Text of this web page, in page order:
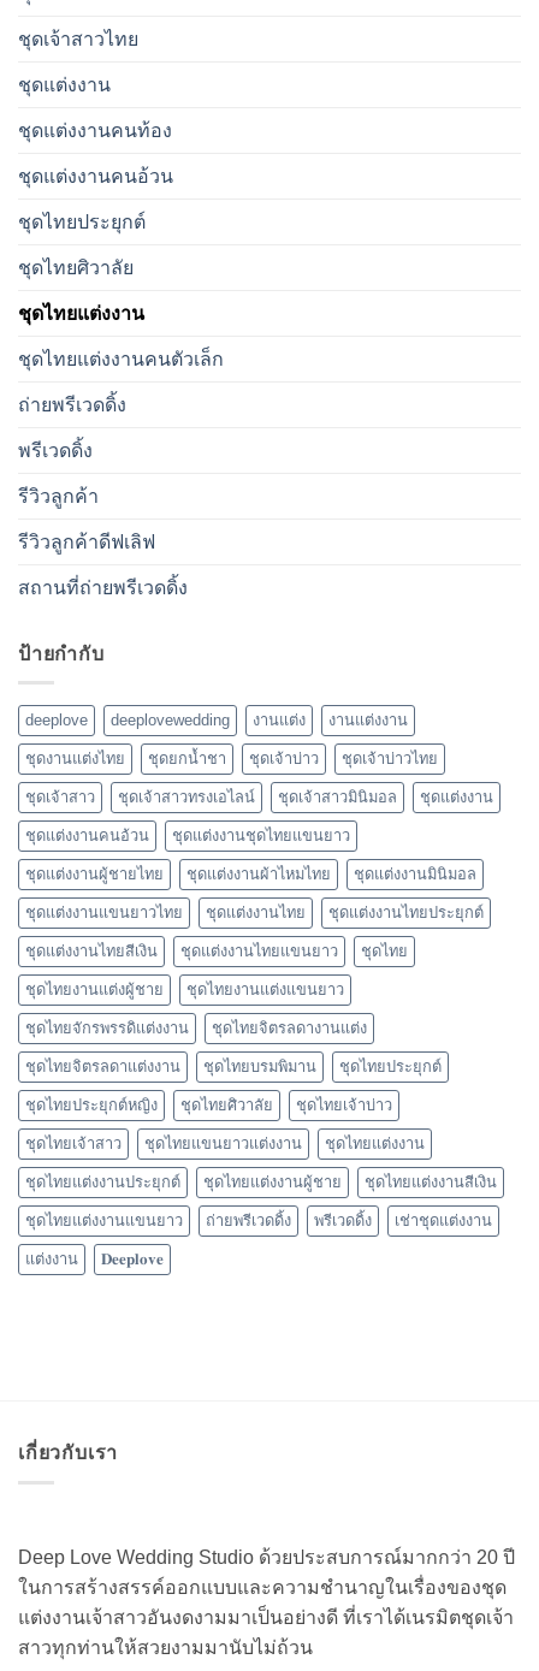
ชุดเจ้าสาวไทย
ชุดแต่งงาน
ชุดแต่งงานคนท้อง
ชุดแต่งงานคนอ้วน
ชุดไทยประยุกต์
ชุดไทยศิวาลัย
ชุดไทยแต่งงาน
ชุดไทยแต่งงานคนตัวเล็ก
ถ่ายพรีเวดดิ้ง
พรีเวดดิ้ง
รีวิวลูกค้า
รีวิวลูกค้าดีฟเลิฟ
สถานที่ถ่ายพรีเวดดิ้ง
ป้ายกำกับ
deeplove deeplovewedding งานแต่ง งานแต่งงาน
ชุดงานแต่งไทย ชุดยกน้ำชา ชุดเจ้าบ่าว ชุดเจ้าบ่าวไทย
ชุดเจ้าสาว ชุดเจ้าสาวทรงเอไลน์ ชุดเจ้าสาวมินิมอล ชุดแต่งงาน
ชุดแต่งงานคนอ้วน ชุดแต่งงานชุดไทยแขนยาว
ชุดแต่งงานผู้ชายไทย ชุดแต่งงานผ้าไหมไทย ชุดแต่งงานมินิมอล
ชุดแต่งงานแขนยาวไทย ชุดแต่งงานไทย ชุดแต่งงานไทยประยุกต์
ชุดแต่งงานไทยสีเงิน ชุดแต่งงานไทยแขนยาว ชุดไทย
ชุดไทยงานแต่งผู้ชาย ชุดไทยงานแต่งแขนยาว
ชุดไทยจักรพรรดิแต่งงาน ชุดไทยจิตรลดางานแต่ง
ชุดไทยจิตรลดาแต่งงาน ชุดไทยบรมพิมาน ชุดไทยประยุกต์
ชุดไทยประยุกต์หญิง ชุดไทยศิวาลัย ชุดไทยเจ้าบ่าว
ชุดไทยเจ้าสาว ชุดไทยแขนยาวแต่งงาน ชุดไทยแต่งงาน
ชุดไทยแต่งงานประยุกต์ ชุดไทยแต่งงานผู้ชาย ชุดไทยแต่งงานสีเงิน
ชุดไทยแต่งงานแขนยาว ถ่ายพรีเวดดิ้ง พรีเวดดิ้ง เช่าชุดแต่งงาน
แต่งงาน 𝐃𝐞𝐞𝐩𝐥𝐨𝐯𝐞
เกี่ยวกับเรา
Deep Love Wedding Studio ด้วยประสบการณ์มากกว่า 20 ปี
ในการสร้างสรรค์ออกแบบและความชำนาญในเรื่องของชุด
แต่งงานเจ้าสาวอันงดงามมาเป็นอย่างดี ที่เราได้เนรมิตชุดเจ้า
สาวทุกท่านให้สวยงามมานับไม่ถ้วน